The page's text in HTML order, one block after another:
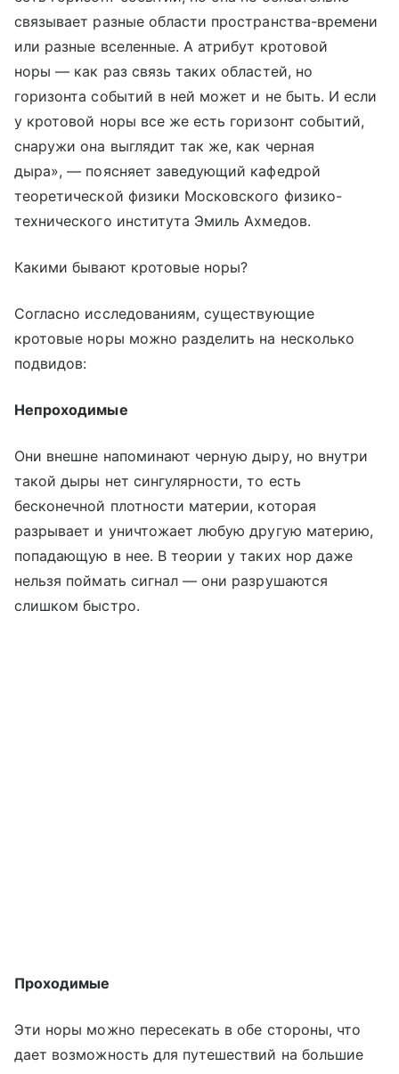
связывает разные области пространства-времени
или разные вселенные. А атрибут кротовой
норы — как раз связь таких областей, но
горизонта событий в ней может и не быть. И если
у кротовой норы все же есть горизонт событий,
снаружи она выглядит так же, как черная
дыра», — поясняет заведующий кафедрой
теоретической физики Московского физико-
технического института Эмиль Ахмедов.
Какими бывают кротовые норы?
Согласно исследованиям, существующие
кротовые норы можно разделить на несколько
подвидов:
Непроходимые
Они внешне напоминают черную дыру, но внутри
такой дыры нет сингулярности, то есть
бесконечной плотности материи, которая
разрывает и уничтожает любую другую материю,
попадающую в нее. В теории у таких нор даже
нельзя поймать сигнал — они разрушаются
слишком быстро.
Проходимые
Эти норы можно пересекать в обе стороны, что
дает возможность для путешествий на большие